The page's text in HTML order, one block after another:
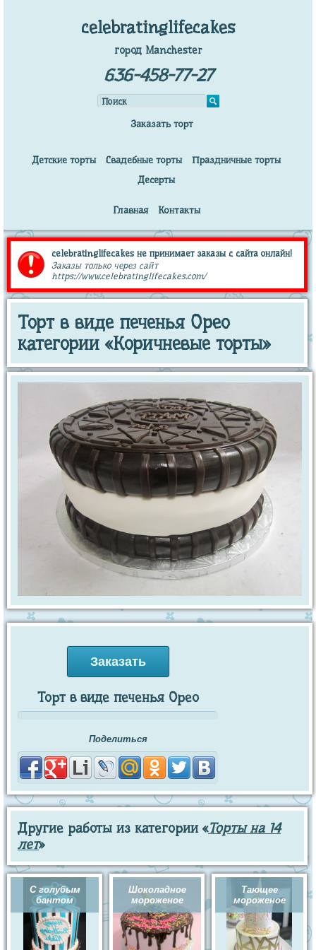
celebratinglifecakes
город Manchester
636-458-77-27
Заказать торт
Детские торты Свадебные торты
Праздничные торты
Десерты
Главная Контакты
celebratinglifecakes не принимает заказы с сайта онлайн!
Заказы только через сайт
https://www.celebratinglifecakes.com/
Торт в виде печенья Орео
категории «Коричневые торты»
Заказать
Торт в виде печенья Орео
Поделиться
Другие работы из категории «Торты на 14
лет»
С голубым
бантом
Шоколадное
мороженое
Тающее
мороженое